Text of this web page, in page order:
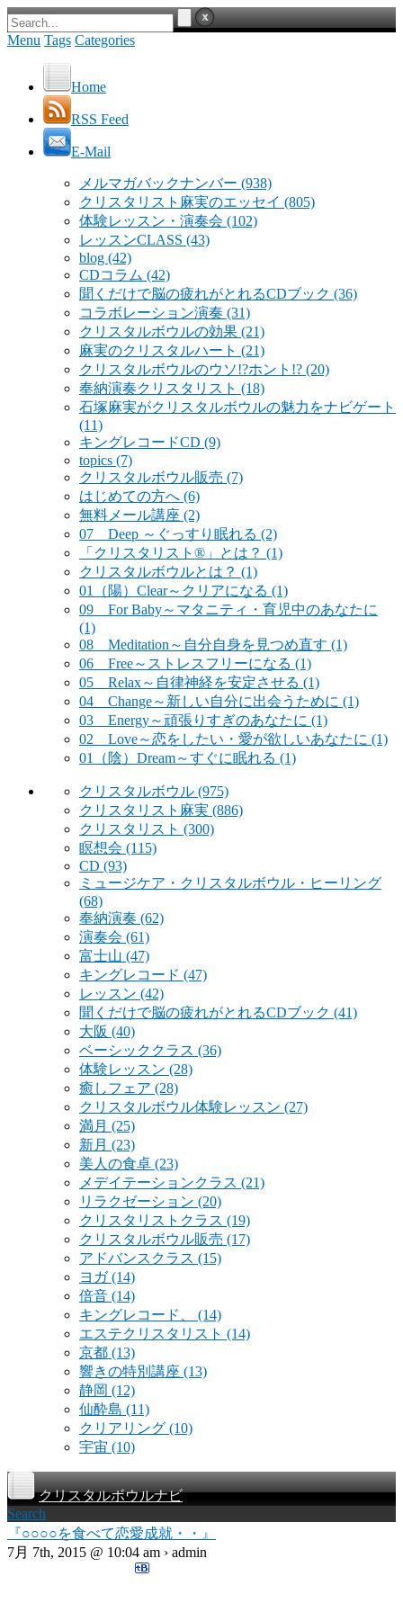
Menu Tags Categories
Home
RSS Feed
E-Mail
メルマガバックナンバー (938)
クリスタリスト麻実のエッセイ (805)
体験レッスン・演奏会 (102)
レッスンCLASS (43)
blog (42)
CDコラム (42)
聞くだけで脳の疲れがとれるCDブック (36)
コラボレーション演奏 (31)
クリスタルボウルの効果 (21)
麻実のクリスタルハート (21)
クリスタルボウルのウソ!?ホント!? (20)
奉納演奏クリスタリスト (18)
石塚麻実がクリスタルボウルの魅力をナビゲート
(11)
キングレコードCD (9)
topics (7)
クリスタルボウル販売 (7)
はじめての方へ (6)
無料メール講座 (2)
07 Deep ～ぐっすり眠れる (2)
「クリスタリスト®」とは？ (1)
クリスタルボウルとは？ (1)
01（陽）Clear～クリアになる (1)
09 For Baby～マタニティ・育児中のあなたに
(1)
08 Meditation～自分自身を見つめ直す (1)
06 Free～ストレスフリーになる (1)
05 Relax～自律神経を安定させる (1)
04 Change～新しい自分に出会うために (1)
03 Energy～頑張りすぎのあなたに (1)
02 Love～恋をしたい・愛が欲しいあなたに (1)
01（陰）Dream～すぐに眠れる (1)
クリスタルボウル (975)
クリスタリスト麻実 (886)
クリスタリスト (300)
瞑想会 (115)
CD (93)
ミュージケア・クリスタルボウル・ヒーリング
(68)
奉納演奏 (62)
演奏会 (61)
富士山 (47)
キングレコード (47)
レッスン (42)
聞くだけで脳の疲れがとれるCDブック (41)
大阪 (40)
ベーシッククラス (36)
体験レッスン (28)
癒しフェア (28)
クリスタルボウル体験レッスン (27)
満月 (25)
新月 (23)
美人の食卓 (23)
メデイテーションクラス (21)
リラクゼーション (20)
クリスタリストクラス (19)
クリスタルボウル販売 (17)
アドバンスクラス (15)
ヨガ(14)
倍音 (14)
キングレコード、 (14)
エステクリスタリスト (14)
京都 (13)
響きの特別講座 (13)
静岡 (12)
仙酔島 (11)
クリアリング (10)
宇宙 (10)
クリスタルボウルナビ
Search
『○○○○を食べて恋愛成就・・』
7月 7th, 2015 @ 10:04 am › admin